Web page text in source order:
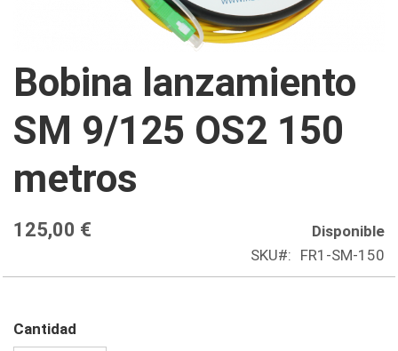
Saltar
al
de
galería
de
Bobina lanzamiento
SM 9/125 OS2 150
metros
125,00 €
Disponible
SKU
FR1-SM-150
Cantidad